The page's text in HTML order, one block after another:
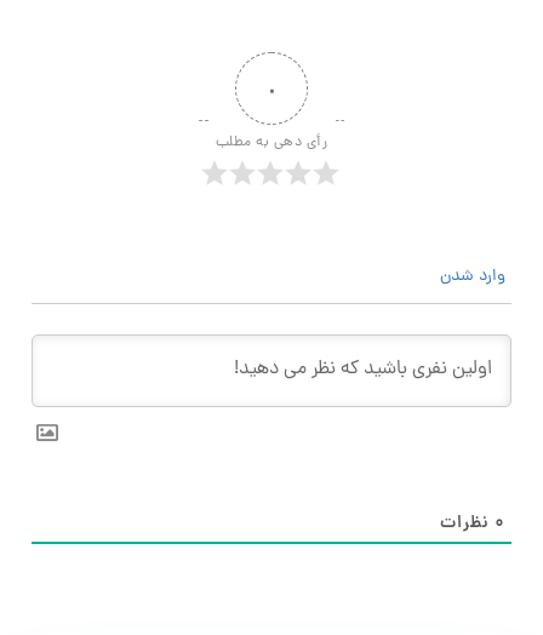
۰
رأی دهی به مطلب
وارد شدن
۰ نظرات